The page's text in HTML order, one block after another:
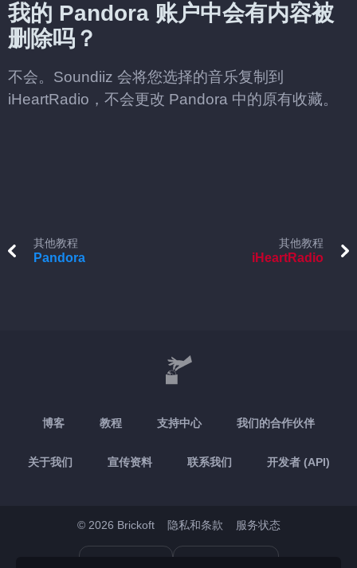
我的 Pandora 账户中会有内容被
删除吗？
不会。Soundiiz 会将您选择的音乐复制到
iHeartRadio，不会更改 Pandora 中的原有收藏。
其他教程
Pandora
其他教程
iHeartRadio
博客 教程 支持中心 我们的合作伙伴
关于我们 宣传资料 联系我们 开发者 (API)
© 2026 Brickoft 隐私和条款 服务状态